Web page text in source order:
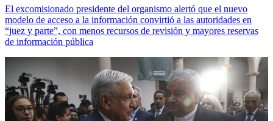
El excomisionado presidente del organismo alertó que el nuevo
modelo de acceso a la información convirtió a las autoridades en
“juez y parte”, con menos recursos de revisión y mayores reservas
de información pública